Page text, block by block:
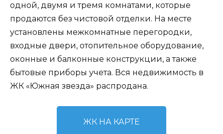
одной, двумя и тремя комнатами, которые
продаются без чистовой отделки. На месте
установлены межкомнатные перегородки,
входные двери, отопительное оборудование,
оконные и балконные конструкции, а также
бытовые приборы учета. Вся недвижимость в
ЖК «Южная звезда» распродана.
ЖК НА КАРТЕ